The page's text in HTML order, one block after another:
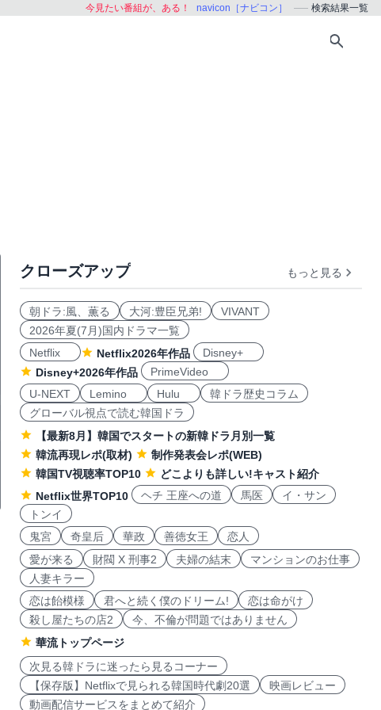
今見たい番組が、ある！ navicon［ナビコン］ 検索結果一覧
クローズアップ もっと見る
朝ドラ:風、薫る 大河:豊臣兄弟!
VIVANT
2026年夏(7月)国内ドラマ一覧
Netflix
Netflix2026年作品
Disney+
Disney+2026年作品
PrimeVideo
U-NEXT
Lemino Hulu
韓ドラ歴史コラム
グローバル視点で読む韓国ドラ
【最新8月】韓国でスタートの新韓ドラ月別一覧
韓流再現レポ(取材)
制作発表会レポ(WEB)
韓国TV視聴率TOP10
どこよりも詳しい!キャスト紹介
Netflix世界TOP10
ヘチ 王座への道 馬医
イ・サン
トンイ
鬼宮
奇皇后 華政 善徳女王
恋人
愛が来る
財閥 X 刑事2 夫婦の結末
マンションのお仕事
人妻キラー
恋は飴模様
君へと続く僕のドリーム!
恋は命がけ
殺し屋たちの店2
今、不倫が問題ではありません
華流トップページ
次見る韓ドラに迷ったら見るコーナー
【保存版】Netflixで見られる韓国時代劇20選
映画レビュー
動画配信サービスをまとめて紹介